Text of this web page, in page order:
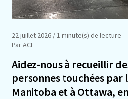
22 juillet 2026 / 1 minute(s) de lecture
Par ACI
Aidez-nous à recueillir
personnes touchées par
Manitoba et à Ottawa,